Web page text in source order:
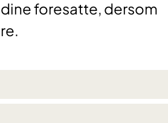
foresatte, dersom